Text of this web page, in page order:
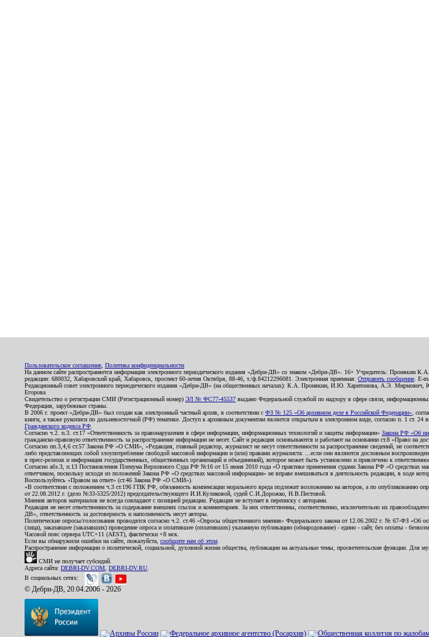
Пользовательское соглашение Политика конфиденциальности
На данном сайте распространяется информация электронного периодического издания «Дебри-ДВ» со знаком «Дебри-ДВ». 16+ Учредитель:
редакции: 680032, Хабаровский край, Хабаровск, проспект 60-летия Октября, 88-46, т./ф.84212296081. Электронная приемная: Отправить сообщение . E-
Редакционный совет электронного периодического издания «Дебри-ДВ» (на общественных началах): К.А. Пронякин, И.Ю. Харитонова, А.Э.
Егорова
Свидетельство о регистрации СМИ (Регистрационный номер) ЭЛ № ФС77-45537 выдано Федеральной службой по надзору в сфере связи,
Федерация, зарубежные страны.
В 2006 г. проект «Дебри-ДВ» был создан как электронный частный архив, в соответствии с ФЗ № 125 «Об архивном деле в Российской Федерации» ,
книги, а также рукописи по дальневосточной (РФ) тематике. Доступ к архивным документам является открытым в электронном виде, согласно п. 1 ст.
Гражданского кодекса РФ
Согласно ч.2. п.3. ст.17 «Ответственность за правонарушения в сфере информации, информационных технологий и защиты информации» Закона РФ «Об
гражданско-правовую ответственность за распространение информации не несет. Сайт и редакция основываются и работают на основании ст.8 «Право на
Согласно пп.3,4,6 ст.57 Закона РФ «О СМИ», «Редакция, главный редактор, журналист не несут ответственности за распространение сведений, не
либо представляющих собой злоупотребление свободой массовой информации и (или) правами журналиста: ...если они являются дословным
в пресс-релизах и информация государственных, общественных организаций и объединений), которое может быть установлено и привлечено к
Согласно абз.3, п.13 Постановления Пленума Верховного Суда РФ №16 от 15 июня 2010 года «О практике применения судами Закона РФ «О средствах
ответчиком, поскольку исходя из положений Закона РФ «О средствах массовой информации» не вправе вмешиваться в деятельность редакции, в ходе
Воспользуйтесь «Правом на ответ» (ст.46 Закона РФ «О СМИ»).
«В соответствии с положением ч.3 ст.196 ГПК РФ, обязанность компенсации морального вреда подлежит возложению на авторов, а по опубликованию
от 22.08.2012 г. (дело №33-5325/2012) председательствующего И.И.Куликовой, судей С.И.Дорожко, Н.В.Пестовой.
Мнения авторов материалов не всегда совпадают с позицией редакции. Редакция не вступает в переписку с авторами.
Редакция не несет ответственность за содержание внешних ссылок и комментариев. За них ответственны, соответственно, исключительно их
ДВ», ответственность за достоверность и наполняемость несут авторы.
Политические опросы/голосования проводятся согласно ч.2. ст.46 «Опросы общественного мнения» Федерального закона от 12.06.2002 г. № 67-ФЗ «Об
(лица), заказавшее (заказавших) проведение опроса и оплатившее (оплативших) указанную публикацию (обнародование) - едино - сайт, без оплаты -
Часовой пояс сервера UTC+11 (AEST), фактически +8 мск.
Если вы обнаружили ошибки на сайте, пожалуйста, сообщите нам об этом
Распространение информации о политической, социальной, духовной жизни общества, публикации на актуальные темы, просветительские функции. Для
СМИ не получает субсидий.
Адреса сайта: DEBRI-DV.COM DEBRI-DV.RU
В социальных сетях:
© Дебри-ДВ, 20.04.2006 - 2026